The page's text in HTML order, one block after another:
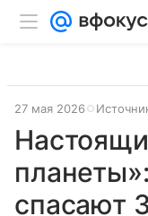
27 мая 2026
спасают